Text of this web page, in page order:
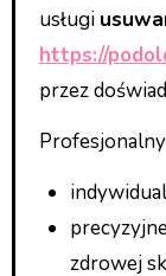
usługi
https://
przez
zdrowej